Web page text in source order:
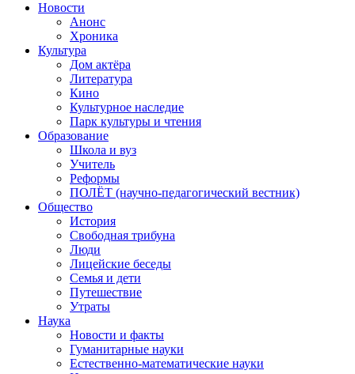
Новости
Анонс
Хроника
Культура
Дом актёра
Литература
Кино
Культурное наследие
Парк культуры и чтения
Образование
Школа и вуз
Учитель
Реформы
ПОЛЁТ (научно-педагогический вестник)
Общество
История
Свободная трибуна
Люди
Лицейские беседы
Семья и дети
Путешествие
Утраты
Наука
Новости и факты
Гуманитарные науки
Естественно-математические науки